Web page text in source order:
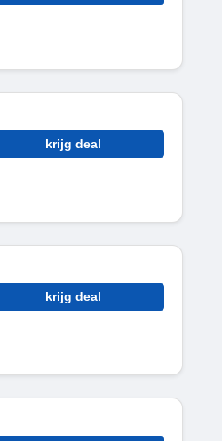
krijg deal
krijg deal